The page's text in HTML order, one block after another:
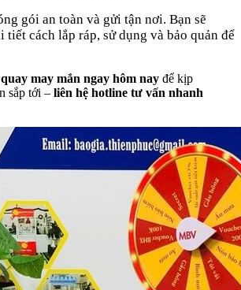
gói an toàn và gửi tận nơi. Bạn sẽ
tiết cách lắp ráp, sử dụng và bảo quản để
may mắn ngay hôm nay để kịp
sắp tới – liên hệ hotline tư vấn nhanh